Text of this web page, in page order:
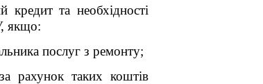
кредит та необхідності
якщо:
послуг з ремонту;
рахунок таких коштів